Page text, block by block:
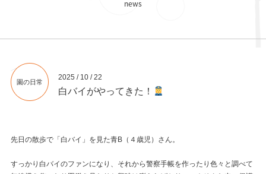
園の日常
2025 / 10 / 22
白バイがやってきた！
先日の散歩で「白バイ」を見た青B（４歳児）さん。
すっかり白バイのファンになり、それから警察手帳を作ったり色々と調べて